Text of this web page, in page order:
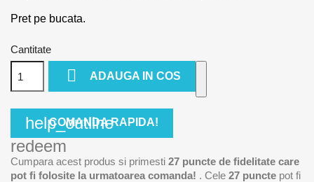
Pret pe bucata.
Cantitate
 ADAUGA IN COS
help_outline
COMANDA RAPIDA!
redeem
Cumpara acest produs si primesti 27 puncte de fidelitate care
pot fi folosite la urmatoarea comanda! . Cele 27 puncte pot fi